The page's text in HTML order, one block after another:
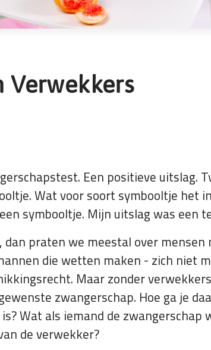
Verwekkers
Een positieve uitslag.
Wat voor soort symbooltje het
symbooltje. Mijn uitslag was een
praten we meestal over mensen
die wetten maken - zich niet
Maar zonder
zwangerschap. Hoe ga je
Wat als iemand de zwangerschap
de verwekker?